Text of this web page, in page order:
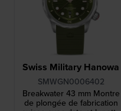
Swiss Military Hanowa
SMWGN0006402
Breakwater 43 mm Montre
de plongée de fabrication